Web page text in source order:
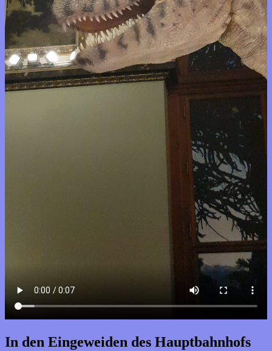
In den Eingeweiden des Hauptbahnhofs